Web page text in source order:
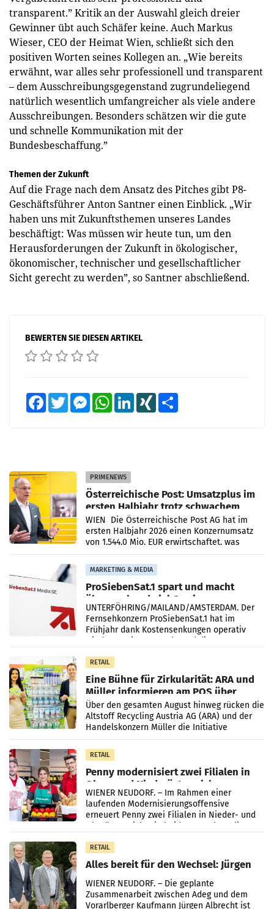
transparent.” Kritik an der Auswahl gleich dreier
Gewinner übt auch Schäfer keine. Auch Markus
Wieser, CEO der Heimat Wien, schließt sich den
positiven Worten seines Kollegen an. „Wie bereits
erwähnt, war alles sehr professionell und transparent
– dem Ausschreibungsgegenstand zugrundeliegend
natürlich wesentlich umfangreicher als viele andere
Ausschreibungen. Besonders schätzen wir die gute
und schnelle Kommunikation mit der
Bundesbeschaffung.”
Themen der Zukunft
Auf die Frage nach dem Ansatz des Pitches gibt P8-
Geschäftsführer Anton Santner einen Einblick. „Wir
haben uns mit Zukunftsthemen unseres Landes
beschäftigt: Was müssen wir heute tun, um den
Herausforderungen der Zukunft in ökologischer,
ökonomischer, technischer und gesellschaftlicher
Sicht gerecht zu werden”, so Santner abschließend.
BEWERTEN SIE DIESEN ARTIKEL
FacebookTwitter MessengerWhatsAppLinkedInXING
PRIMENEWS
Österreichische Post: Umsatzplus im
ersten Halbjahr trotz schwachem
Briefgeschäft
WIEN Die Österreichische Post AG hat im
ersten Halbjahr 2026 einen Konzernumsatz
von 1.544,0 Mio. EUR erwirtschaftet, was
einem Plus von 3,8 Prozent gegenüber dem
Vergleichszeitraum
MARKETING & MEDIA
ProSiebenSat.1 spart und macht
überraschend viel Gewinn
UNTERFÖHRING/MAILAND/AMSTERDAM. Der
Fernsehkonzern ProSiebenSat.1 hat im
Frühjahr dank Kostensenkungen operativ
wieder Gewinn gemacht und die
RETAIL
Eine Bühne für Zirkularität: ARA und
Müller informieren am POS über
Kreislauffähigkeit
Über den gesamten August hinweg rücken die
Altstoff Recycling Austria AG (ARA) und der
Handelskonzern Müller die Initiative
„Kreislauf-Helden“ in allen österreichischen
Müller-Filialen
RETAIL
Penny modernisiert zwei Filialen in
Ober- und Niederösterreich
WIENER NEUDORF. – Im Rahmen einer
laufenden Modernisierungsoffensive
erneuert Penny zwei Filialen in Nieder- und
Oberösterreich. Die beiden Standorte liegen
RETAIL
Alles bereit für den Wechsel: Jürgen
Albrecht setzt ab 1.1.2027 auf Adeg
WIENER NEUDORF. – Die geplante
Zusammenarbeit zwischen Adeg und dem
Vorarlberger Kaufmann Jürgen Albrecht ist